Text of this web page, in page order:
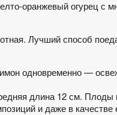
оранжевый огурец с
Лучший способ
одновременно —
длина 12 см.
и даже в